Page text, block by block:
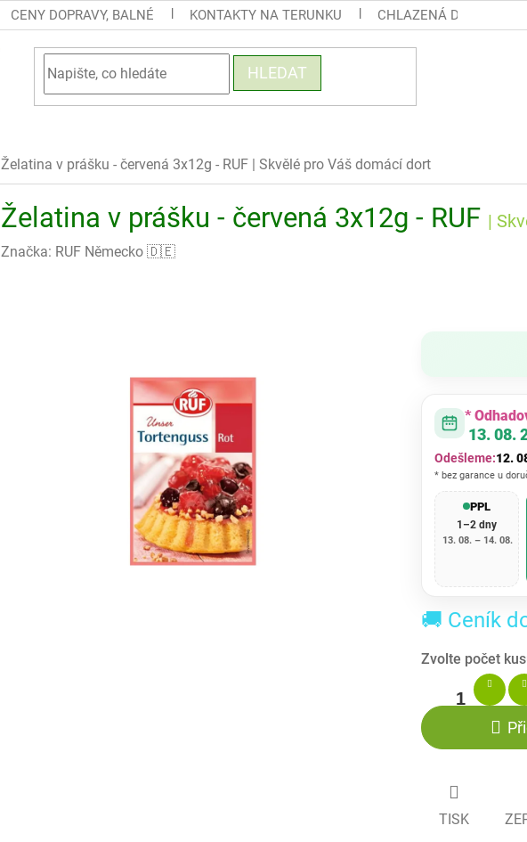
CENY DOPRAVY, BALNÉ KONTAKTY NA TERUNKU CHLAZENÁ DOPRAVA
HLEDAT
Želatina v prášku - červená 3x12g - RUF | Skvělé pro Váš domácí dort
Želatina v prášku - červená 3x12g - RUF |
Značka: RUF Německo 🇩🇪
*
13. 08.
Odešleme:12.
* bez garance u
PPL
1–2 dny
13. 08. – 14. 08.
🚚 Ceník
TISK